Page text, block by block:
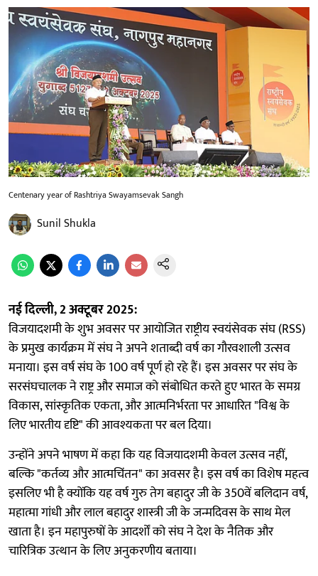
Centenary year of Rashtriya Swayamsevak Sangh
Sunil Shukla
नई दिल्ली, 2 अक्टूबर 2025:
विजयादशमी के शुभ अवसर पर आयोजित राष्ट्रीय स्वयंसेवक संघ (RSS)
के प्रमुख कार्यक्रम में संघ ने अपने शताब्दी वर्ष का गौरवशाली उत्सव
मनाया। इस वर्ष संघ के 100 वर्ष पूर्ण हो रहे हैं। इस अवसर पर संघ के
सरसंघचालक ने राष्ट्र और समाज को संबोधित करते हुए भारत के समग्र
विकास, सांस्कृतिक एकता, और आत्मनिर्भरता पर आधारित "विश्व के
लिए भारतीय दृष्टि" की आवश्यकता पर बल दिया।
उन्होंने अपने भाषण में कहा कि यह विजयादशमी केवल उत्सव नहीं,
बल्कि "कर्तव्य और आत्मचिंतन" का अवसर है। इस वर्ष का विशेष महत्व
इसलिए भी है क्योंकि यह वर्ष गुरु तेग बहादुर जी के 350वें बलिदान वर्ष,
महात्मा गांधी और लाल बहादुर शास्त्री जी के जन्मदिवस के साथ मेल
खाता है। इन महापुरुषों के आदर्शों को संघ ने देश के नैतिक और
चारित्रिक उत्थान के लिए अनुकरणीय बताया।